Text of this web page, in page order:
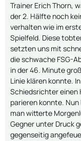
Trainer Erich Thorn,
der 2. Hälfte noch
verhalten wie im
Spielfeld. Diese
setzten uns mit
die schwache FSG-
in der 46. Minute
Linie klären konnte.
Schiedsrichter einen
parieren konnte. Nun
man witterte
Gegner unter Druck
gegenseitig